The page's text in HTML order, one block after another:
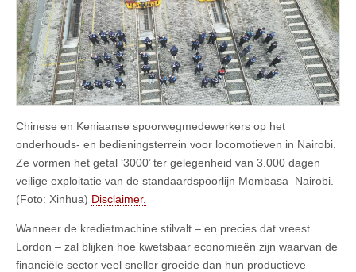
Chinese en Keniaanse spoorwegmedewerkers op het
onderhouds- en bedieningsterrein voor locomotieven in Nairobi.
Ze vormen het getal ‘3000’ ter gelegenheid van 3.000 dagen
veilige exploitatie van de standaardspoorlijn Mombasa–Nairobi.
(Foto: Xinhua) Disclaimer.
Wanneer de kredietmachine stilvalt – en precies dat vreest
Lordon – zal blijken hoe kwetsbaar economieën zijn waarvan de
financiële sector veel sneller groeide dan hun productieve